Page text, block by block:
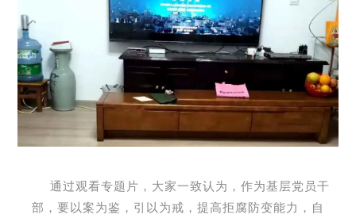
通过观看专题片，大家一致认为，作为基层党员干
部，要以案为鉴，引以为戒，提高拒腐防变能力，自